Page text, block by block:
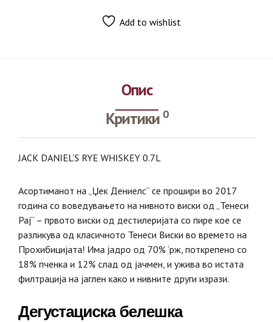
Add to wishlist
Опис
Критики 0
JACK DANIEL’S RYE WHISKEY 0.7L
Асортиманот на „Џек Дениелс“ се прошири во 2017
година со воведувањето на нивното виски од „Тенеси
Рај“ – првото виски од дестилеријата со пире кое се
разликува од класичното Тенеси Виски во времето на
Прохибицијата! Има јадро од 70% ‘рж, поткрепено со
18% пченка и 12% слад од јачмен, и ужива во истата
филтрација на јаглен како и нивните други изрази.
Дегустациска белешка